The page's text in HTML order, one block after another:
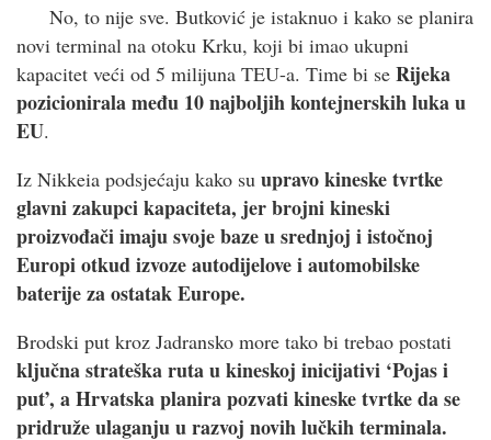
No, to nije sve. Butković je istaknuo i kako se planira
novi terminal na otoku Krku, koji bi imao ukupni
kapacitet veći od 5 milijuna TEU-a. Time bi se Rijeka
pozicionirala među 10 najboljih kontejnerskih luka u
EU.
Iz Nikkeia podsjećaju kako su upravo kineske tvrtke
glavni zakupci kapaciteta, jer brojni kineski
proizvođači imaju svoje baze u srednjoj i istočnoj
Europi otkud izvoze autodijelove i automobilske
baterije za ostatak Europe.
Brodski put kroz Jadransko more tako bi trebao postati
ključna strateška ruta u kineskoj inicijativi ‘Pojas i
put’, a Hrvatska planira pozvati kineske tvrtke da se
pridruže ulaganju u razvoj novih lučkih terminala.